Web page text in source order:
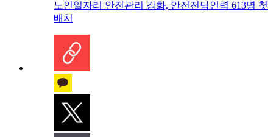
노인일자리 안전관리 강화, 안전전담인력 613명 첫
배치